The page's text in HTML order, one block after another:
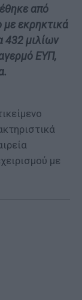
από
εκρηκτικά
432 μιλίων
ΕΥΠ,
με